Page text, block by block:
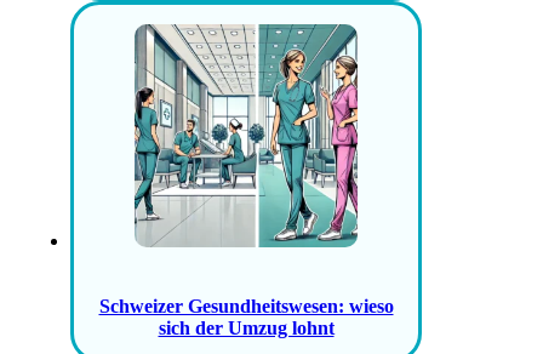
Schweizer Gesundheitswesen: wieso
sich der Umzug lohnt